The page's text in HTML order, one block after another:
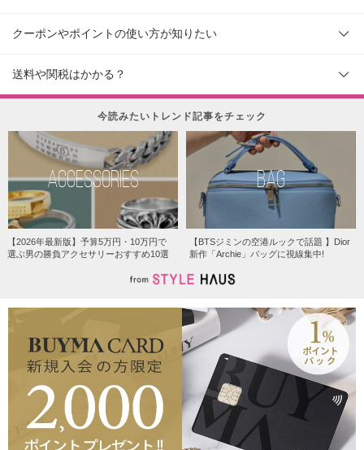
クーポンやポイントの使い方が知りたい
送料や関税はかかる？
今読みたいトレンド記事をチェック
ACCESSORIES
【2026年最新版】予算5万円・10万円で
選ぶ男の勝負アクセサリーおすすめ10選
BAG
【BTSジミンの空港ルックで話題 】Dior
新作「Archie」バッグに視線集中!